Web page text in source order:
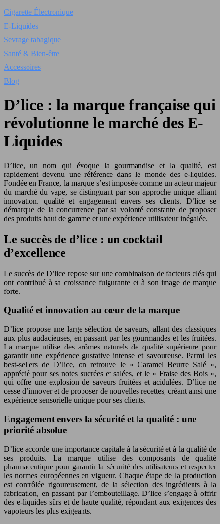
Cigarette Électronique
E-Liquides
Sevrage tabagique
Santé & Bien-être
Accessoires
Blog
D’lice : la marque française qui
révolutionne le marché des E-
Liquides
D’lice, un nom qui évoque la gourmandise et la qualité, est
rapidement devenu une référence dans le monde des e-liquides.
Fondée en France, la marque s’est imposée comme un acteur majeur
du marché du vape, se distinguant par son approche unique alliant
innovation, qualité et engagement envers ses clients. D’lice se
démarque de la concurrence par sa volonté constante de proposer
des produits haut de gamme et une expérience utilisateur inégalée.
Le succès de d’lice : un cocktail
d’excellence
Le succès de D’lice repose sur une combinaison de facteurs clés qui
ont contribué à sa croissance fulgurante et à son image de marque
forte.
Qualité et innovation au cœur de la marque
D’lice propose une large sélection de saveurs, allant des classiques
aux plus audacieuses, en passant par les gourmandes et les fruitées.
La marque utilise des arômes naturels de qualité supérieure pour
garantir une expérience gustative intense et savoureuse. Parmi les
best-sellers de D’lice, on retrouve le « Caramel Beurre Salé »,
apprécié pour ses notes sucrées et salées, et le « Fraise des Bois »,
qui offre une explosion de saveurs fruitées et acidulées. D’lice ne
cesse d’innover et de proposer de nouvelles recettes, créant ainsi une
expérience sensorielle unique pour ses clients.
Engagement envers la sécurité et la qualité : une
priorité absolue
D’lice accorde une importance capitale à la sécurité et à la qualité de
ses produits. La marque utilise des composants de qualité
pharmaceutique pour garantir la sécurité des utilisateurs et respecter
les normes européennes en vigueur. Chaque étape de la production
est contrôlée rigoureusement, de la sélection des ingrédients à la
fabrication, en passant par l’embouteillage. D’lice s’engage à offrir
des e-liquides sûrs et de haute qualité, répondant aux exigences des
vapoteurs les plus exigeants.